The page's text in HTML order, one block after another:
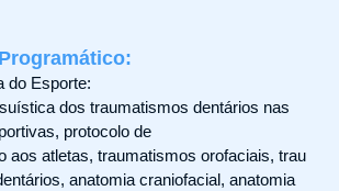
do Esporte:
dos traumatismos dentários nas
protocolo de
aos atletas, traumatismos orofaciais, trau
anatomia craniofacial, anatomia